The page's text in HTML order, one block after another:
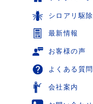
シロアリ駆除
最新情報
お客様の声
よくある質問
会社案内